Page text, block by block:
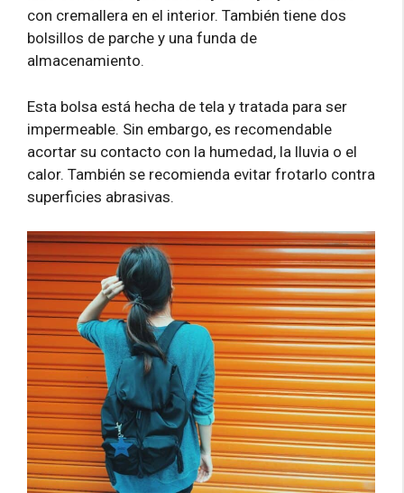
con cremallera en el interior. También tiene dos
bolsillos de parche y una funda de
almacenamiento.
Esta bolsa está hecha de tela y tratada para ser
impermeable. Sin embargo, es recomendable
acortar su contacto con la humedad, la lluvia o el
calor. También se recomienda evitar frotarlo contra
superficies abrasivas.